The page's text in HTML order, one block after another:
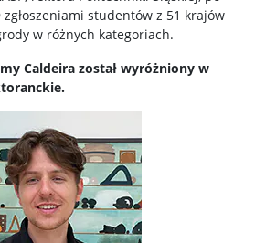
i nadanie stopnia doktora
doktora
równości w Szkołach Doktorskich
studentów z 51 krajów
w różnych kategoriach.
Caldeira został wyróżniony w